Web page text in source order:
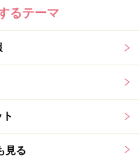
点
プを続けるため、足首
。したがって、コンク
◎。またクッション性
すすめです。
るテーマ
見る